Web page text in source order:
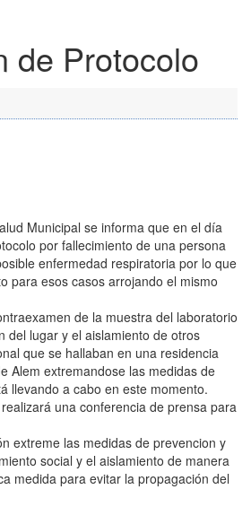
de Protocolo
Municipal se informa que en el día
por fallecimiento de una persona
enfermedad respiratoria por lo que
para esos casos arrojando el mismo
de la muestra del laboratorio
del lugar y el aislamiento de otros
que se hallaban en una residencia
Alem extremandose las medidas de
llevando a cabo en este momento.
una conferencia de prensa para
extreme las medidas de prevencion y
social y el aislamiento de manera
medida para evitar la propagación del